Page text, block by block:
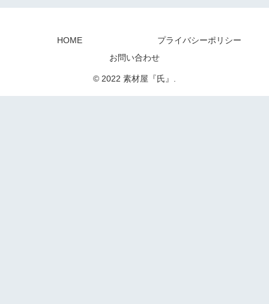
HOME
プライバシーポリシー
お問い合わせ
© 2022 素材屋『氏』.